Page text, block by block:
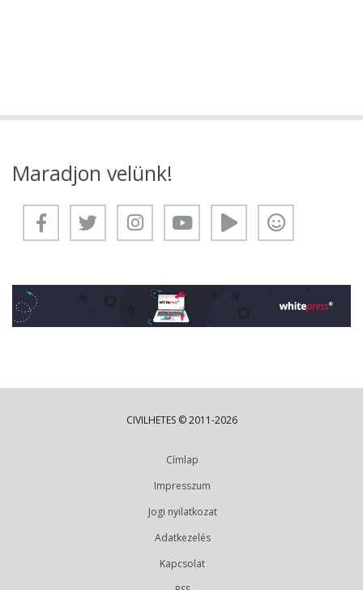
Maradjon velünk!
CIVILHETES © 2011-2026
Címlap
Impresszum
Jogi nyilatkozat
Adatkezelés
Kapcsolat